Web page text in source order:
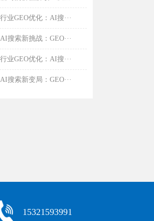
业GEO优化：AI搜···
搜索新挑战：GEO···
业GEO优化：AI搜···
搜索新变局：GEO···
15321593991